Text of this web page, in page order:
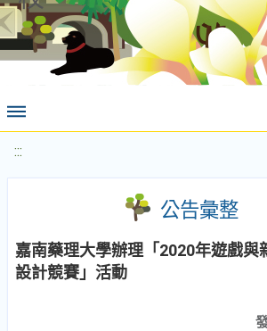
:::
公告彙整
嘉南藥理大學辦理「2020年遊戲與
設計競賽」活動